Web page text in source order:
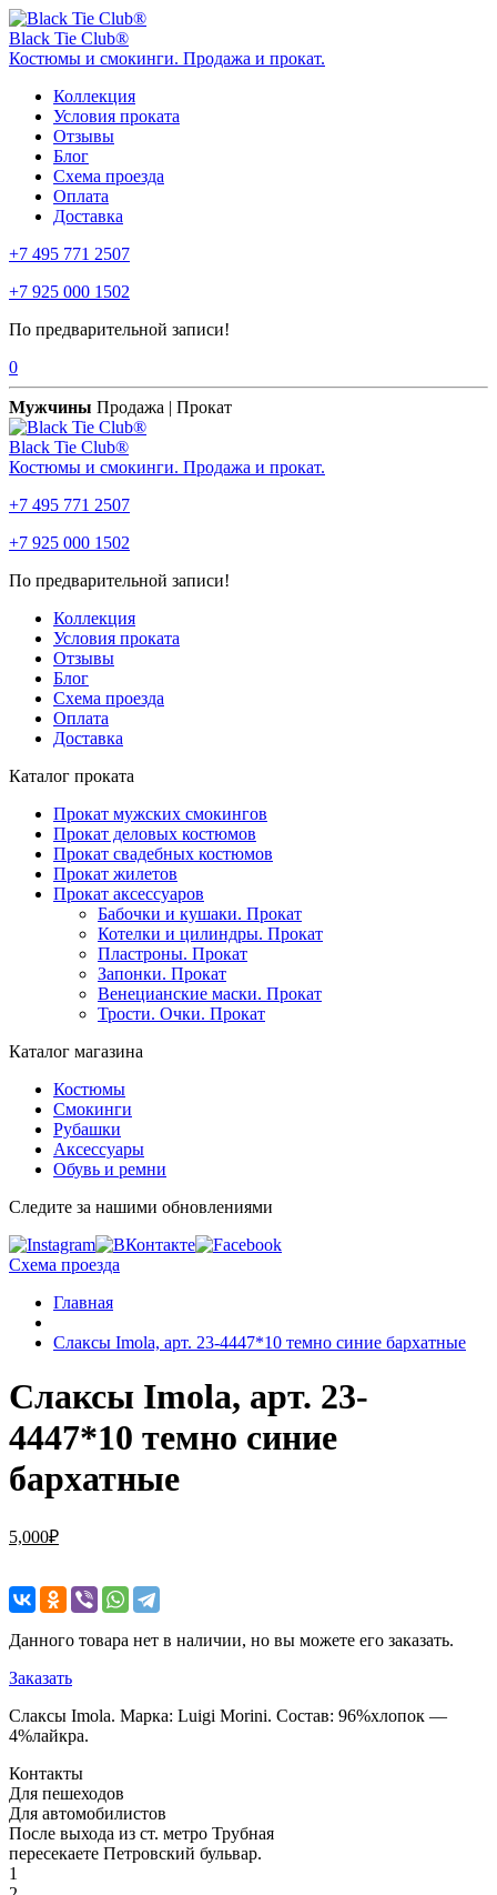
Black Tie Club®
Костюмы и смокинги. Продажа и прокат.
Коллекция
Условия проката
Отзывы
Блог
Схема проезда
Оплата
Доставка
+7 495 771 2507
+7 925 000 1502
По предварительной записи!
0
Мужчины Продажа | Прокат
Black Tie Club®
Костюмы и смокинги. Продажа и прокат.
+7 495 771 2507
+7 925 000 1502
По предварительной записи!
Коллекция
Условия проката
Отзывы
Блог
Схема проезда
Оплата
Доставка
Каталог проката
Прокат мужских смокингов
Прокат деловых костюмов
Прокат свадебных костюмов
Прокат жилетов
Прокат аксессуаров
Бабочки и кушаки. Прокат
Котелки и цилиндры. Прокат
Пластроны. Прокат
Запонки. Прокат
Венецианские маски. Прокат
Трости. Очки. Прокат
Каталог магазина
Костюмы
Смокинги
Рубашки
Аксессуары
Обувь и ремни
Следите за нашими обновлениями
Схема проезда
Главная
Слаксы Imola, арт. 23-4447*10 темно синие бархатные
Слаксы Imola, арт. 23-
4447*10 темно синие
бархатные
5,000₽
Данного товара нет в наличии, но вы можете его заказать.
Заказать
Слаксы Imola. Марка: Luigi Morini. Состав: 96%хлопок —
4%лайкра.
Контакты
Для пешеходов
Для автомобилистов
После выхода из ст. метро Трубная
пересекаете Петровский бульвар.
1